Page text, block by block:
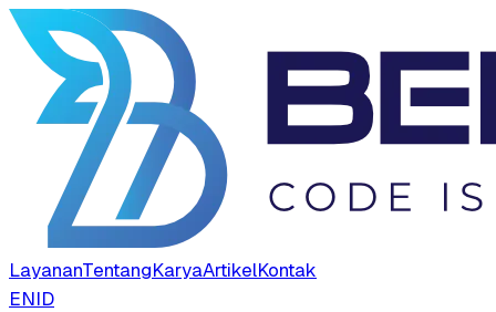
LayananTentangKaryaArtikelKontak
ENID